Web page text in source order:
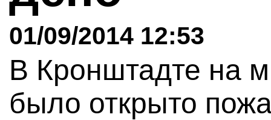
01/09/2014 12:53
В Кронштадте на
было открыто